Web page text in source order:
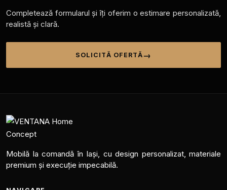
Completează formularul și îți oferim o estimare personalizată,
realistă și clară.
SOLICITĂ OFERTĂ
Mobilă la comandă în Iași, cu design personalizat, materiale
premium și execuție impecabilă.